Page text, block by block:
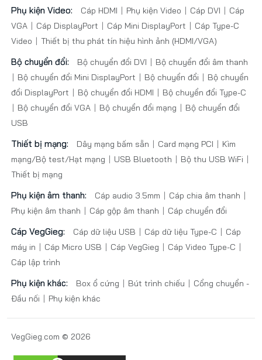
Phụ kiện Video: Cáp HDMI Phụ kiện Video Cáp DVI
Cáp
VGA
Cáp DisplayPort Cáp Mini DisplayPort
Cáp Type-C
Video
Thiết bị thu phát tín hiệu hình ảnh (HDMI/VGA)
Bộ chuyển đổi: Bộ chuyển đổi DVI
Bộ chuyển đổi âm thanh
Bộ chuyển đổi Mini DisplayPort
Bộ chuyển đổi
Bộ chuyển
đổi DisplayPort
Bộ chuyển đổi HDMI
Bộ chuyển đổi Type-C
Bộ chuyển đổi VGA
Bộ chuyển đổi mạng
Bộ chuyển đổi
USB
Thiết bị mạng: Dây mạng bấm sẵn Card mạng PCI
Kìm
mạng/Bộ test/Hạt mạng
USB Bluetooth
Bộ thu USB WiFi
Thiết bị mạng
Phụ kiện âm thanh: Cáp audio 3.5mm
Cáp chia âm thanh
Phụ kiện âm thanh
Cáp gộp âm thanh Cáp chuyển đổi
Cáp VegGieg: Cáp dữ liệu USB Cáp dữ liệu Type-C
Cáp
máy in
Cáp Micro USB Cáp VegGieg
Cáp Video Type-C
Cáp lập trình
Phụ kiện khác: Box ổ cứng Bút trình chiếu
Cổng chuyển -
Đầu nối
Phụ kiện khác
VegGieg.com © 2026